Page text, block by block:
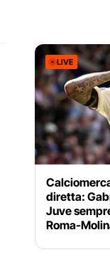
LIVE
diretta:
Juve
Roma-